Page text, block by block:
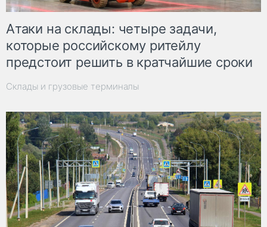
Атаки на склады: четыре задачи,
которые российскому ритейлу
предстоит решить в кратчайшие сроки
Склады и грузовые терминалы